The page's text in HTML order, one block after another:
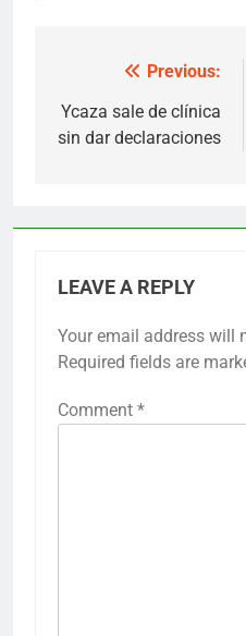
navigation
Previous:
Ycaza sale de clínica
sin dar declaraciones
LEAVE A REPLY
Your email address will
Required fields are
Comment *